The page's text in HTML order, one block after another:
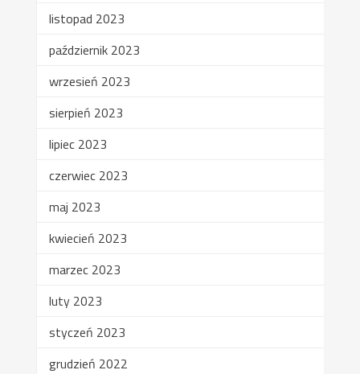
listopad 2023
październik 2023
wrzesień 2023
sierpień 2023
lipiec 2023
czerwiec 2023
maj 2023
kwiecień 2023
marzec 2023
luty 2023
styczeń 2023
grudzień 2022